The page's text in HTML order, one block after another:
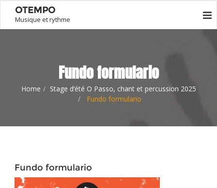
OTEMPO
Musique et rythme
Fundo formulario
Home
Stage d’été O Passo, chant et percussion 2025
Fundo formulario
Fundo formulario